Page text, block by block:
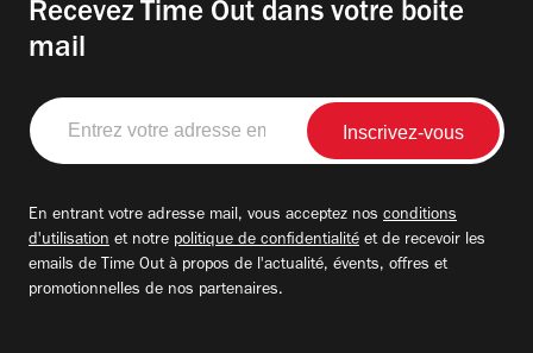
Recevez Time Out dans votre boite
mail
Entrez
votre
adresse
En entrant votre adresse mail, vous acceptez nos conditions
d'utilisation et notre politique de confidentialité et de recevoir les
emails de Time Out à propos de l'actualité, évents, offres et
promotionnelles de nos partenaires.